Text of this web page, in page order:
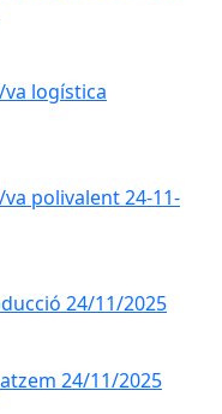
logística
polivalent 24-11-
24/11/2025
24/11/2025